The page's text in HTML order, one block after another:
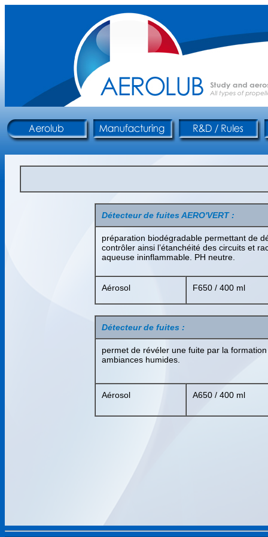
Détecteur de fuites AERO'VERT :
préparation biodégradable permettant de
contrôler ainsi l’étanchéité des circuits et
aqueuse ininflammable. PH neutre.
Aérosol F650 / 400 ml
Détecteur de fuites :
permet de révéler une fuite par la
ambiances humides.
Aérosol A650 / 400 ml